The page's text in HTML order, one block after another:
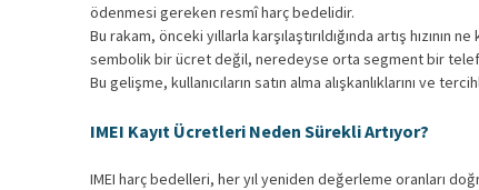
ödenmesi gereken resmî harç bedelidir.
Bu rakam, önceki yıllarla karşılaştırıldığında artış
sembolik bir ücret değil, neredeyse orta segment bir
Bu gelişme, kullanıcıların satın alma alışkanlıklarını ve
IMEI Kayıt Ücretleri Neden Sürekli Artıyor?
IMEI harç bedelleri, her yıl yeniden değerleme oranları